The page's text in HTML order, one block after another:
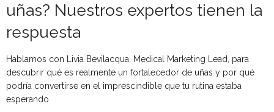
uñas? Nuestros expertos tienen la
respuesta
Hablamos con Livia Bevilacqua, Medical Marketing Lead, para
descubrir qué es realmente un fortalecedor de uñas y por qué
podría convertirse en el imprescindible que tu rutina estaba
esperando.